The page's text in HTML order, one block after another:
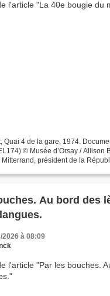
Quai 4 de la gare, 1974.
© Musée d’Orsay / Allison
Mitterrand, président de la
Au bord des
2026 à 08:09